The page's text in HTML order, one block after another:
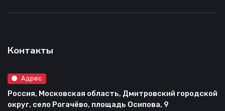
Контакты
Адрес
Россия, Московская область, Дмитровский городской
округ, село Рогачёво, площадь Осипова, 9